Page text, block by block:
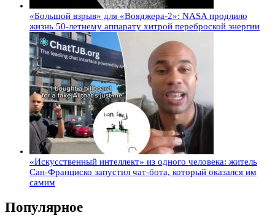
«Большой взрыв» для «Вояджера-2»: NASA продлило
жизнь 50-летнему аппарату хитрой переброской энергии
«Искусственный интеллект» из одного человека: житель
Сан-Франциско запустил чат-бота, который оказался им
самим
Популярное